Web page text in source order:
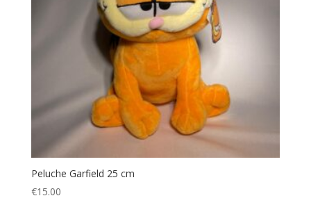
Peluche Garfield 25 cm
€15.00